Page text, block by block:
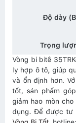
Độ dày
Trọng
Vòng bi bitê
ly hợp ô tô, giúp
và ổn định hơn.
tốt, sản phẩm
giảm hao mòn
dụng. Để được tư